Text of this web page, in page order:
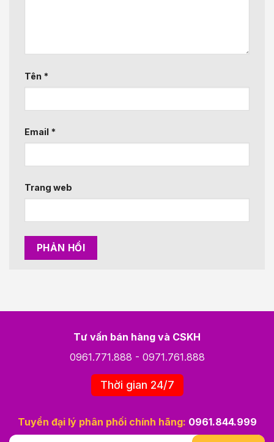
Tên *
Email *
Trang web
Tư vấn bán hàng và CSKH
0961.771.888 - 0971.761.888
Thời gian 24/7
Tuyển đại lý phân phối chính hãng: 0961.844.999